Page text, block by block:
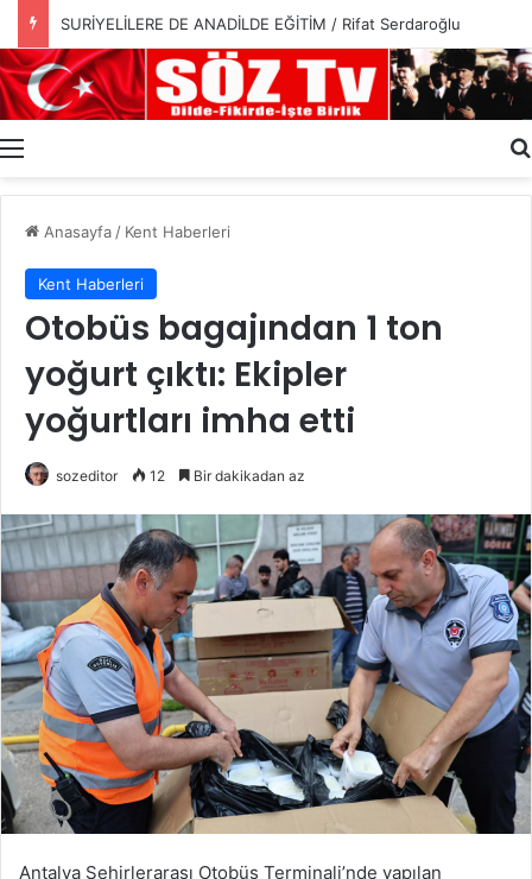
SURİYELİLERE DE ANADİLDE EĞİTİM / Rifat Serdaroğlu
Menü
Anasayfa / Kent Haberleri
Kent Haberleri
Otobüs bagajından 1 ton
yoğurt çıktı: Ekipler
yoğurtları imha etti
sozeditor 12 Bir dakikadan az
Antalya Şehirlerarası Otobüs Terminali’nde yapılan